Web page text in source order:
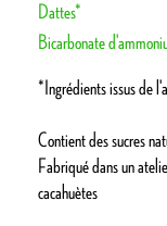
Dattes*
Bicarbonate
*Ingrédients issus de
Contient des sucres
Fabriqué dans un
cacahuètes